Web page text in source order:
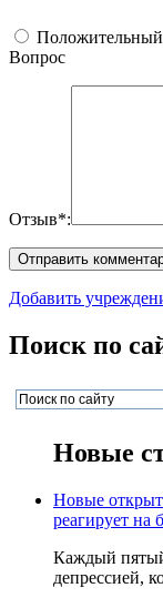
Положительный
Вопрос
Отзыв*:
Добавить
Поиск по
Новые
Новые
реагирует на
Каждый пятый
депрессией,